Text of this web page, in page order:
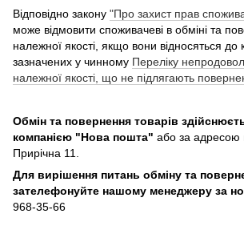
Відповідно закону "Про захист прав
може відмовити споживачеві в обміні та
належної якості, якщо вони відносяться до
зазначених у чинному Переліку
належної якості, що не підлягають
Обмін та повернення товарів
компанією "Нова пошта" або за адресою
Прирічна 11.
Для вирішення питань обміну та
зателефонуйте нашому менеджеру за
968-35-66